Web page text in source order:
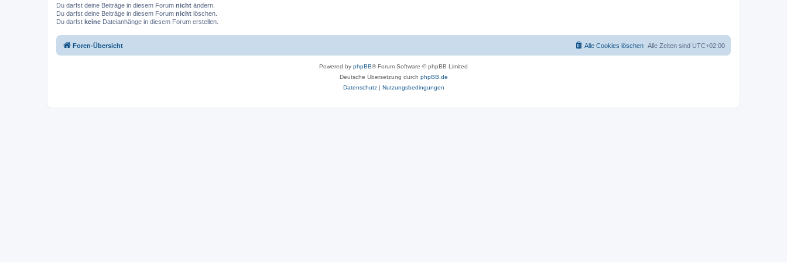
Du darfst deine Beiträge in diesem Forum nicht ändern.
Du darfst deine Beiträge in diesem Forum nicht löschen.
Du darfst keine Dateianhänge in diesem Forum erstellen.
Foren-Übersicht Alle Zeiten sind UTC+02:00
Alle Cookies löschen
Powered by phpBB® Forum Software © phpBB Limited
Deutsche Übersetzung durch phpBB.de
Datenschutz| Nutzungsbedingungen